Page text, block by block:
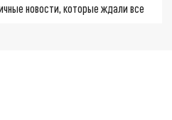
новости, которые ждали все